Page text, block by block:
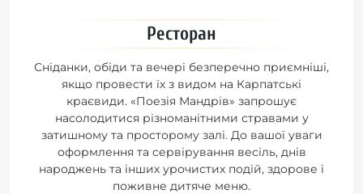
Ресторан
Сніданки, обіди та вечері безперечно приємніші,
якщо провести їх з видом на Карпатські
краєвиди. «Поезія Мандрів» запрошує
насолодитися різноманітними стравами у
затишному та просторому залі. До вашої уваги
оформлення та сервірування весіль, днів
народжень та інших урочистих подій, здорове і
поживне дитяче меню.